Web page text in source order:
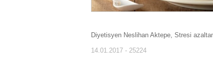
Diyetisyen Neslihan Aktepe, Stresi
14.01.2017 - 25224